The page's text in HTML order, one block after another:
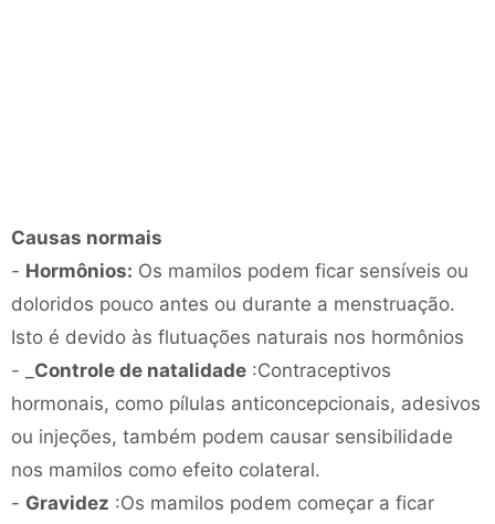
Causas normais
- Hormônios: Os mamilos podem ficar sensíveis ou
doloridos pouco antes ou durante a menstruação.
Isto é devido às flutuações naturais nos hormônios
- _ Controle de natalidade :Contraceptivos
hormonais, como pílulas anticoncepcionais, adesivos
ou injeções, também podem causar sensibilidade
nos mamilos como efeito colateral.
- Gravidez :Os mamilos podem começar a ficar